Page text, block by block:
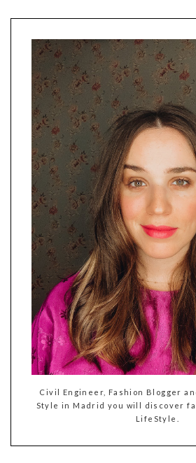
Civil Engineer, Fashion Blogger
Style in Madrid you will discover
LifeStyle.